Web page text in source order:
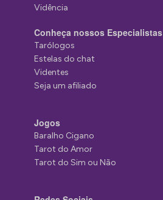
Vidência
Conheça nossos Especialistas
Tarólogos
Estelas do chat
Videntes
Seja um afiliado
Jogos
Baralho Cigano
Tarot do Amor
Tarot do Sim ou Não